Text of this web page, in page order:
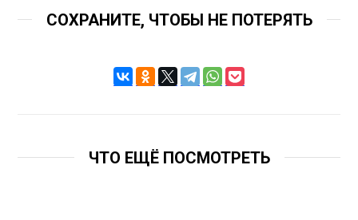
СОХРАНИТЕ, ЧТОБЫ НЕ ПОТЕРЯТЬ
ЧТО ЕЩЁ ПОСМОТРЕТЬ